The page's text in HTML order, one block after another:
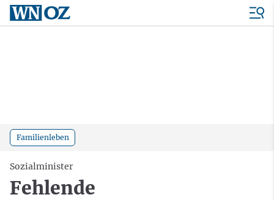
Familienleben
Sozialminister
Fehlende